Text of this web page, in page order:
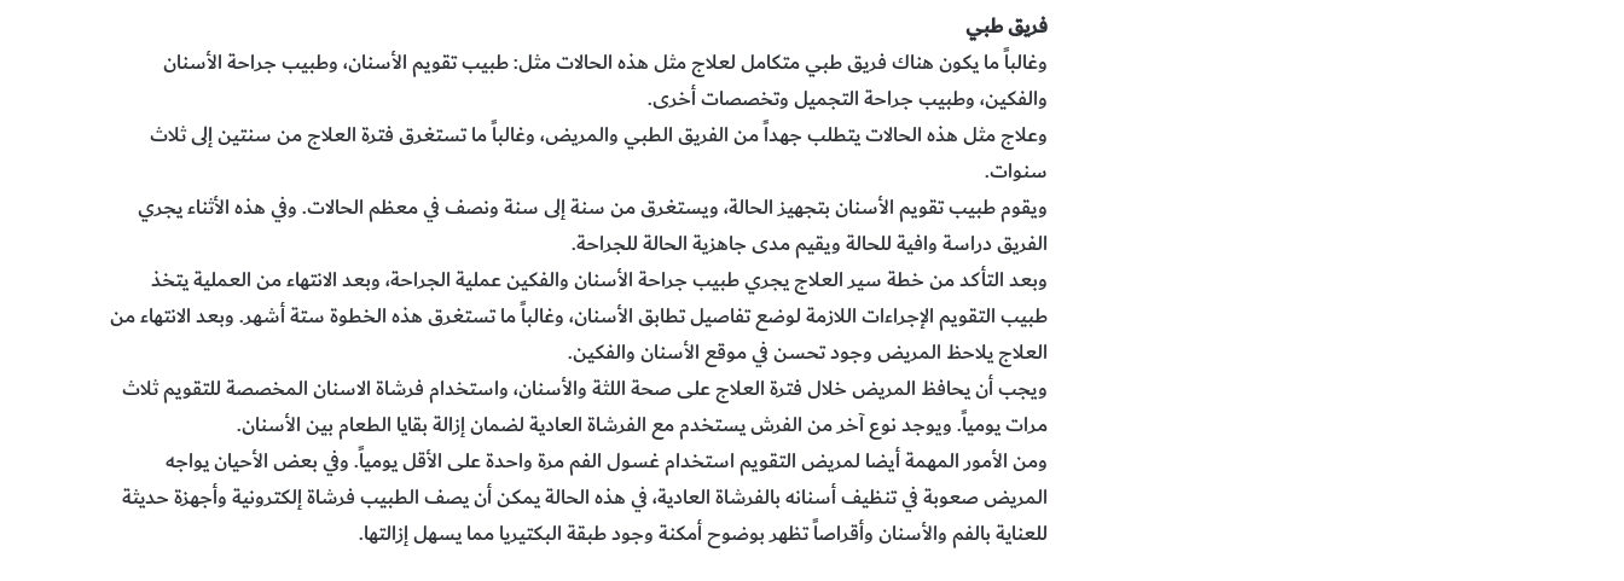
فريق طبي
وغالباً ما يكون هناك فريق طبي متكامل لعلاج مثل هذه الحالات مثل: طبيب تقويم الأسنان، وطبيب جراحة الأسنان
والفكين، وطبيب جراحة التجميل وتخصصات أخرى.
وعلاج مثل هذه الحالات يتطلب جهداً من الفريق الطبي والمريض، وغالباً ما تستغرق فترة العلاج من سنتين إلى ثلاث
سنوات.
ويقوم طبيب تقويم الأسنان بتجهيز الحالة، ويستغرق من سنة إلى سنة ونصف في معظم الحالات. وفي هذه الأثناء يجري
الفريق دراسة وافية للحالة ويقيم مدى جاهزية الحالة للجراحة.
وبعد التأكد من خطة سير العلاج يجري طبيب جراحة الأسنان والفكين عملية الجراحة، وبعد الانتهاء من العملية يتخذ
طبيب التقويم الإجراءات اللازمة لوضع تفاصيل تطابق الأسنان، وغالباً ما تستغرق هذه الخطوة ستة أشهر. وبعد الانتهاء من
العلاج يلاحظ المريض وجود تحسن في موقع الأسنان والفكين.
ويجب أن يحافظ المريض خلال فترة العلاج على صحة اللثة والأسنان، واستخدام فرشاة الاسنان المخصصة للتقويم ثلاث
مرات يومياً. ويوجد نوع آخر من الفرش يستخدم مع الفرشاة العادية لضمان إزالة بقايا الطعام بين الأسنان.
ومن الأمور المهمة أيضا لمريض التقويم استخدام غسول الفم مرة واحدة على الأقل يومياً. وفي بعض الأحيان يواجه
المريض صعوبة في تنظيف أسنانه بالفرشاة العادية، في هذه الحالة يمكن أن يصف الطبيب فرشاة إلكترونية وأجهزة حديثة
للعناية بالفم والأسنان وأقراصاً تظهر بوضوح أمكنة وجود طبقة البكتيريا مما يسهل إزالتها.